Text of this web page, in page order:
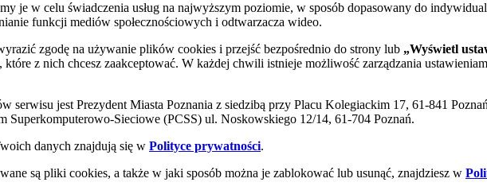
je w celu świadczenia usług na najwyższym poziomie, w sposób dopasowany do
funkcji mediów społecznościowych i odtwarzacza wideo.
zgodę na używanie plików cookies i przejść bezpośrednio do strony lub „Wyświetl
z nich chcesz zaakceptować. W każdej chwili istnieje możliwość zarządzania
jest Prezydent Miasta Poznania z siedzibą przy Placu Kolegiackim 17, 61-841
Superkomputerowo-Sieciowe (PCSS) ul. Noskowskiego 12/14, 61-704 Poznań.
danych znajdują się w Polityce prywatności.
są pliki cookies, a także w jaki sposób można je zablokować lub usunąć, znajdziesz w